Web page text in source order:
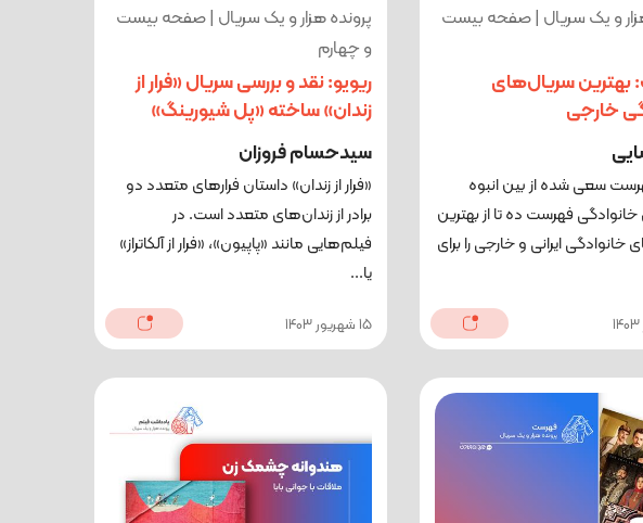
و یک سریال | صفحه بیست
سریال‌های
خارجی
سعی شده از بین انبوه
فهرست ده تا از بهترین
ایرانی و خارجی را برای
پرونده هزار و یک سریال | صفحه بیست
‌و چهارم
ریویو: نقد و بررسی سریال «فرار از
زندان» ساخته «پل شیورینگ»
سیدحسام فروزان
«فرار از زندان» داستان فرارهای متعدد دو
برادر از زندان‌های متعدد است. در
فیلم‌هایی مانند «پاپیون»، «فرار از آلکاتراز»
یا...
15 شهریور 1403